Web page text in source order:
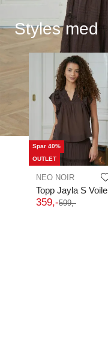
Styles med
Spar 40%
OUTLET
NEO NOIR
Topp Jayla S Voile
359,-599,-